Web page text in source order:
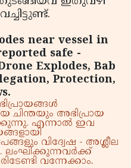
near vessel in
safe -
Explodes, Bab
Protection,
ചിന്തയും അഭിപ്രായ
എന്നാൽ ഇവ
വിദ്വേഷ - അശ്ലീല
ലംഘിക്കുന്നവർക്ക്
വന്നേക്കാം.